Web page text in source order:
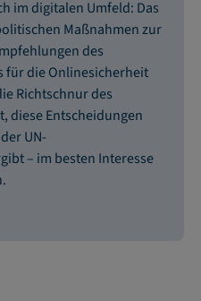
im digitalen Umfeld: Das
Maßnahmen zur
des
für die Onlinesicherheit
Richtschnur des
diese Entscheidungen
UN-
– im besten Interesse